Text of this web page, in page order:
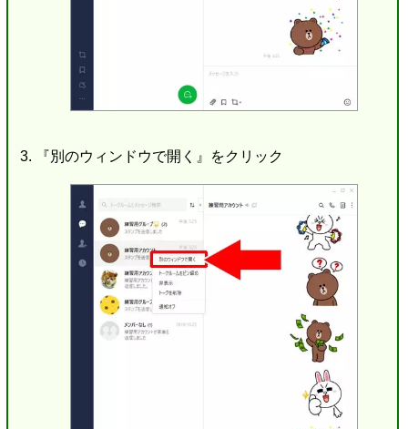
『別のウィンドウで開く』をクリック